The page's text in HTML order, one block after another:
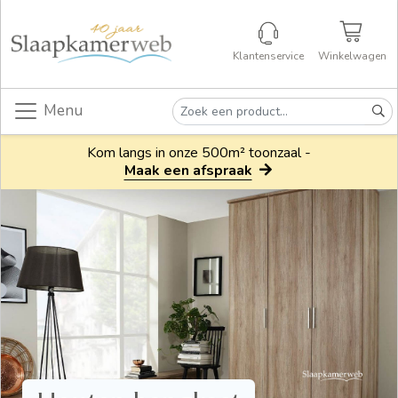
Klantenservice Winkelwagen
Menu
Kom langs in onze 500m² toonzaal -
Maak een afspraak